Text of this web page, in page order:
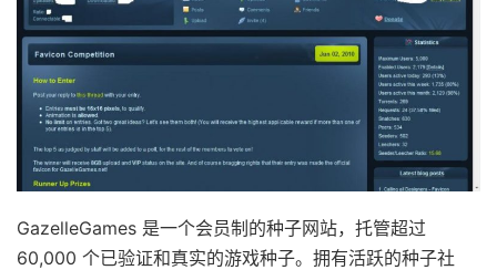
GazelleGames 是一个会员制的种子网站，托管超过
60,000 个已验证和真实的游戏种子。拥有活跃的种子社